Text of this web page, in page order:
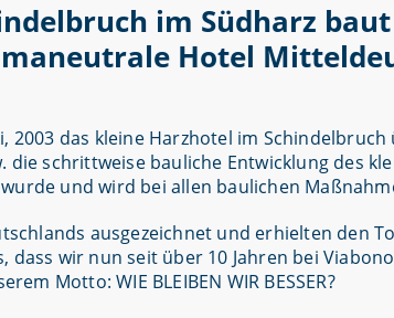
im Südharz
Hotel
2003 das kleine Harzhotel im
schrittweise bauliche Entwicklung des
und wird bei allen baulichen
ausgezeichnet und erhielten den
dass wir nun seit über 10 Jahren bei
Motto: WIE BLEIBEN WIR BESSER?